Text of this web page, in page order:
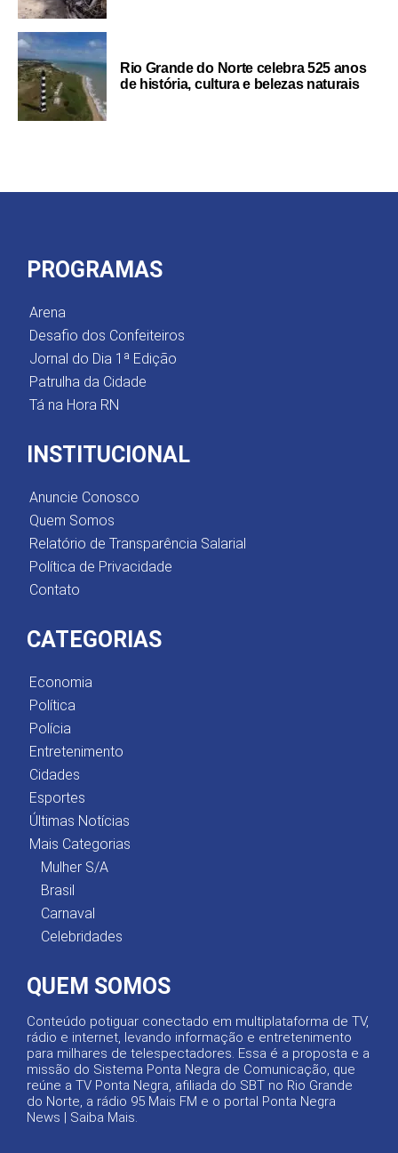
Rio Grande do Norte celebra 525 anos
de história, cultura e belezas naturais
PROGRAMAS
Arena
Desafio dos Confeiteiros
Jornal do Dia 1ª Edição
Patrulha da Cidade
Tá na Hora RN
INSTITUCIONAL
Anuncie Conosco
Quem Somos
Relatório de Transparência Salarial
Política de Privacidade
Contato
CATEGORIAS
Economia
Política
Polícia
Entretenimento
Cidades
Esportes
Últimas Notícias
Mais Categorias
Mulher S/A
Brasil
Carnaval
Celebridades
QUEM SOMOS
Conteúdo potiguar conectado em multiplataforma de TV,
rádio e internet, levando informação e entretenimento
para milhares de telespectadores. Essa é a proposta e a
missão do Sistema Ponta Negra de Comunicação, que
reúne a TV Ponta Negra, afiliada do SBT no Rio Grande
do Norte, a rádio 95 Mais FM e o portal Ponta Negra
News | Saiba Mais.